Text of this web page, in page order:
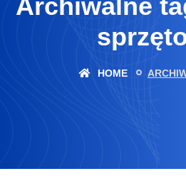
Archiwalne
HOME